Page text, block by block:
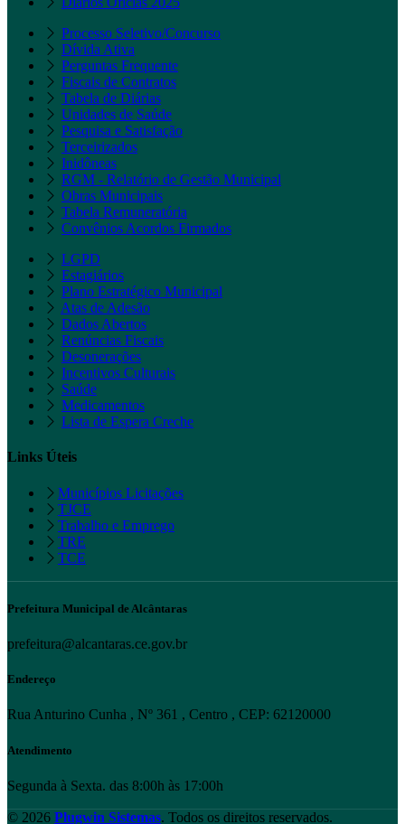
Processo Seletivo/Concurso
Dívida Ativa
Perguntas Frequente
Fiscais de Contratos
Tabela de Diárias
Unidades de Saúde
Pesquisa e Satisfação
Terceirizados
Inidôneas
RGM - Relatório de Gestão Municipal
Obras Municipais
Tabela Remuneratória
Convênios Acordos Firmados
LGPD
Estagiários
Plano Estratégico Municipal
Atas de Adesão
Dados Abertos
Renúncias Fiscais
Desonerações
Incentivos Culturais
Saúde
Medicamentos
Lista de Espera Creche
Links Úteis
Municípios Licitações
TJCE
Trabalho e Emprego
TRE
TCE
Prefeitura Municipal de Alcântaras
prefeitura@alcantaras.ce.gov.br
Endereço
Rua Anturino Cunha , Nº 361 , Centro , CEP: 62120000
Atendimento
Segunda à Sexta. das 8:00h às 17:00h
© 2026 Plugwin Sistemas. Todos os direitos reservados.